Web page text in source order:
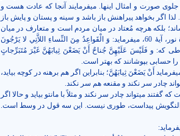
صورت و امثال اینها. می­فرمایند آنجا که عادت هست و
اگر بخواهد پیراهنش باز باشد و سینه و پستان و پایش باز
بلکه هرچه مُعتاد در میان مردم است و متعارف در میان
مردم است. این از قرآن گرفته شده است. قرآن در سورۀ نور، آیۀ 60، می­فرماید: وَ الْقَواعِدُ مِنَ النِّساءِ اللاَّتِي لا يَرْجُونَ
که: و فَلَيْسَ عَلَيْهِنَّ جُناحٌ أَنْ يَضَعْنَ ثِيابَهُنَّ غَيْرَ مُتَبَرِّجاتٍ
حسابی بپوشانند که بهتر است.
أَنْ يَضَعْنَ ثِيابَهُنَّ؛ بنابراین اگر هم برهنه در کوچه بیاید،
چادر سر نکند و مقنعه هم سر نکند.
می­تواند چادر سر نکند و مثلاً با مانتو بیاید و حالا اگر
پیداست، طوری نیست. این سه قول در وسط است.